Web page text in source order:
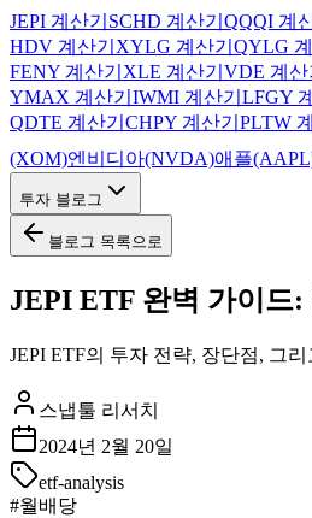
JEPI 계산기 SCHD 계산기 QQQI 계
HDV 계산기 XYLG 계산기 QYLG
FENY 계산기 XLE 계산기 VDE 계산
YMAX 계산기 IWMI 계산기 LFGY
QDTE 계산기 CHPY 계산기 PLTW
(XOM)엔비디아(NVDA)애플
투자 블로그
블로그 목록으로
JEPI ETF 완벽 가이드
JEPI ETF의 투자 전략, 장단점, 그
스냅툴 리서치
2024년 2월 20일
etf-analysis
#월배당